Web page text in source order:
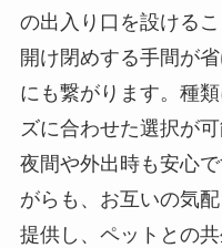
の出入り口を設ける
開け閉めする手間が
にも繋がります。種
ズに合わせた選択が
夜間や外出時も安心
がらも、お互いの気
提供し、ペットとの